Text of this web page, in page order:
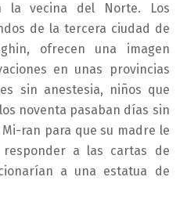
la vecina del Norte. Los
de la tercera ciudad de
ofrecen una imagen
en unas provincias
sin anestesia, niños que
noventa pasaban días sin
ran para que su madre le
a las cartas de
a una estatua de